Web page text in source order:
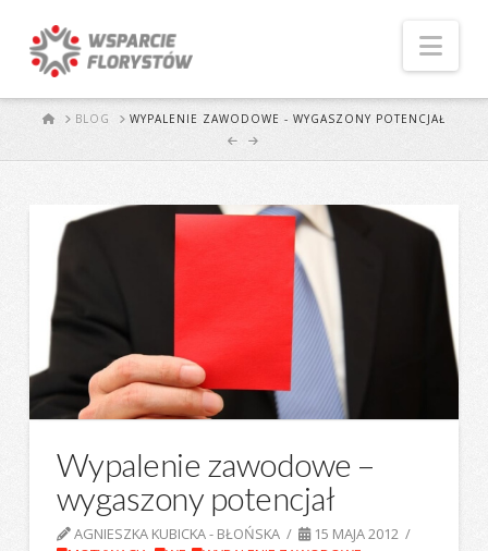
STARTBLOG WYPALENIE ZAWODOWE - WYGASZONY POTENCJAŁ
Wypalenie zawodowe –
wygaszony potencjał
AGNIESZKA KUBICKA - BŁOŃSKA
15 MAJA 2012